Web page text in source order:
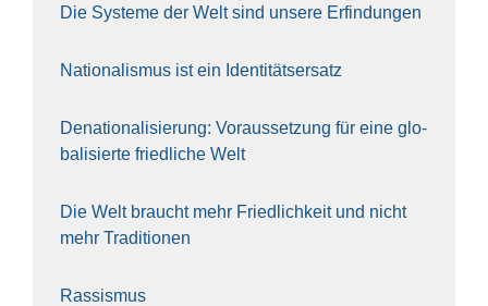
Die Sys­te­me der Welt sind unse­re Erfin­dun­gen
Natio­na­lis­mus ist ein Iden­ti­täts­er­satz
Dena­tio­na­li­sie­rung: Vor­aus­set­zung für eine glo­
ba­li­sier­te fried­li­che Welt
Die Welt braucht mehr Fried­lich­keit und nicht
mehr Tra­di­tio­nen
Ras­sis­mus